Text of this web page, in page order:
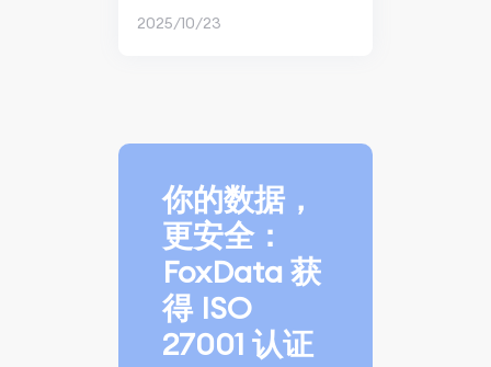
2025/10/23
你的数据，
更安全：
FoxData 获
得 ISO
27001 认证